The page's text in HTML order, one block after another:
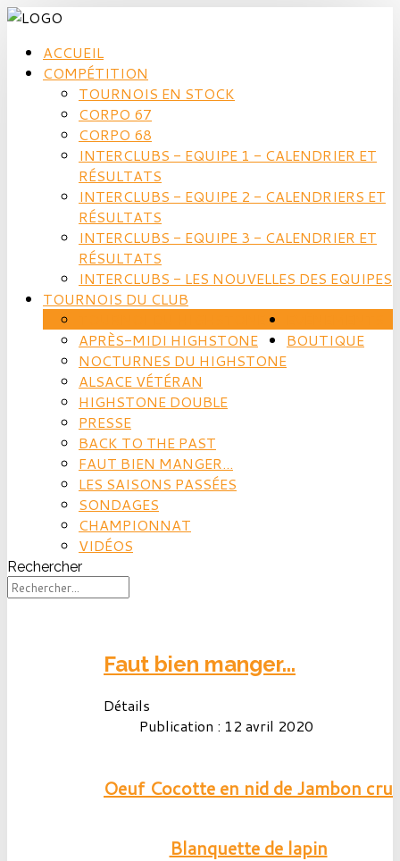
ACCUEIL
COMPÉTITION
TOURNOIS EN STOCK
CORPO 67
CORPO 68
INTERCLUBS - EQUIPE 1 - CALENDRIER ET
RÉSULTATS
INTERCLUBS - EQUIPE 2 - CALENDRIERS ET
RÉSULTATS
INTERCLUBS - EQUIPE 3 - CALENDRIER ET
RÉSULTATS
INTERCLUBS - LES NOUVELLES DES EQUIPES
TOURNOIS DU CLUB
APRÈS-MIDI HIGHSTONE
NOCTURNES DU HIGHSTONE
ALSACE VÉTÉRAN
HIGHSTONE DOUBLE
PRESSE
BACK TO THE PAST
FAUT BIEN MANGER...
LES SAISONS PASSÉES
SONDAGES
CHAMPIONNAT
VIDÉOS
BOUTIQUE
Rechercher
Faut bien manger...
Détails
Publication : 12 avril 2020
Oeuf Cocotte en nid de Jambon cru
Blanquette de lapin